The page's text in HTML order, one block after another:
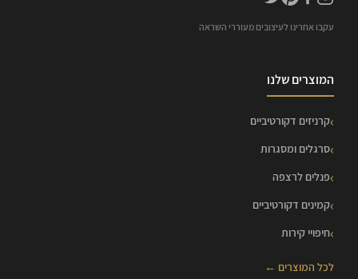
עקבו אחרינו לעיצובים מעוררי השראה
המוצרים שלנו
קרניזים דקורטיביים
סרגלים ומסגרות
פנלים לרצפה
קמינים דקורטיביים
חיפויי קירות
לכל המוצרים ←